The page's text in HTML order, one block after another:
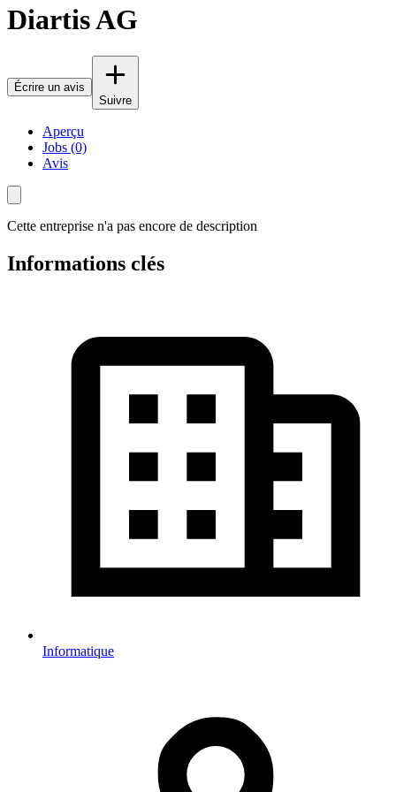
Diartis AG
Écrire un avis
Suivre
Aperçu
Jobs (0)
Avis
Cette entreprise n'a pas encore de description
Informations clés
Informatique